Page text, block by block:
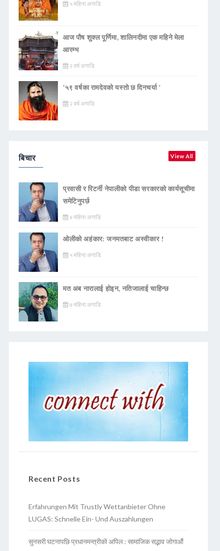
५ महिना अगाडि
आज पौष शुक्ल पूर्णिमा, शालिनदीमा एक महिने मेला
आरम्भ
२ वर्ष अगाडि
‘५९ वर्षका रामदेवकाे यस्ताे छ दिनचर्या ’
२ वर्ष अगाडि
बिचार View All
प्रवासी र रिटर्नी नेपालीको पीडा सरकारको कार्यसूचीमा
समेटिनुपर्छ
४ महिना अगाडि
ओलीको अहंकार: जनमतबाट अस्वीकार !
५ महिना अगाडि
मत अब नारालाई होइन, नतिजालाई चाहिन्छ
७ महिना अगाडि
Recent Posts
Erfahrungen Mit Trustly Wettanbieter Ohne
LUGAS: Schnelle Ein- Und Auszahlungen
सुनसरी घटनापछि प्रधानमन्त्रीको अपिल : सामाजिक सद्भाव जोगाऔं